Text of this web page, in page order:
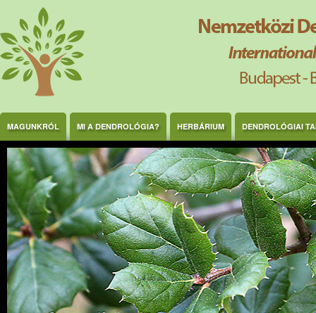
Ugrás a tartalomra
MAGUNKRÓL MI A DENDROLÓGIA? HERBÁRIUM DENDROLÓGIAI